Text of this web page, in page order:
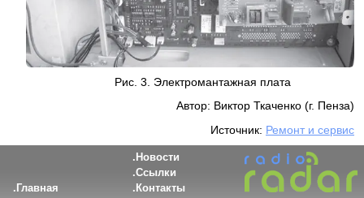
Рис. 3. Электромантажная плата
Автор: Виктор Ткаченко (г. Пенза)
Источник: Ремонт и сервис
Главная
Новости
Ссылки
Контакты